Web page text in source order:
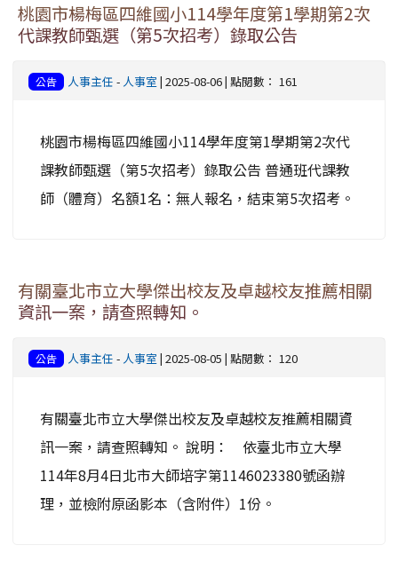
桃園市楊梅區四維國小114學年度第1學期第2次
代課教師甄選（第5次招考）錄取公告
公告 人事主任 - 人事室 | 2025-08-06 | 點閱數： 161
桃園市楊梅區四維國小114學年度第1學期第2次代
課教師甄選（第5次招考）錄取公告 普通班代課教
師（體育）名額1名：無人報名，結束第5次招考。
有關臺北市立大學傑出校友及卓越校友推薦相關
資訊一案，請查照轉知。
公告 人事主任 - 人事室 | 2025-08-05 | 點閱數： 120
有關臺北市立大學傑出校友及卓越校友推薦相關資
訊一案，請查照轉知。 說明： 依臺北市立大學
114年8月4日北市大師培字第1146023380號函辦
理，並檢附原函影本（含附件）1份。